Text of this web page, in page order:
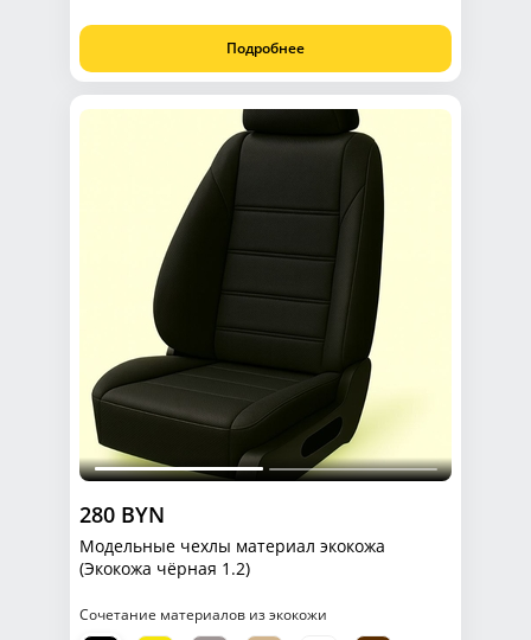
Подробнее
280 BYN
Модельные чехлы материал экокожа
(Экокожа чёрная 1.2)
Сочетание материалов из экокожи